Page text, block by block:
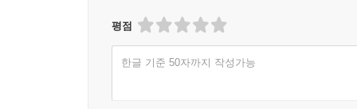
평점
한글 기준 50자까지 작성가능